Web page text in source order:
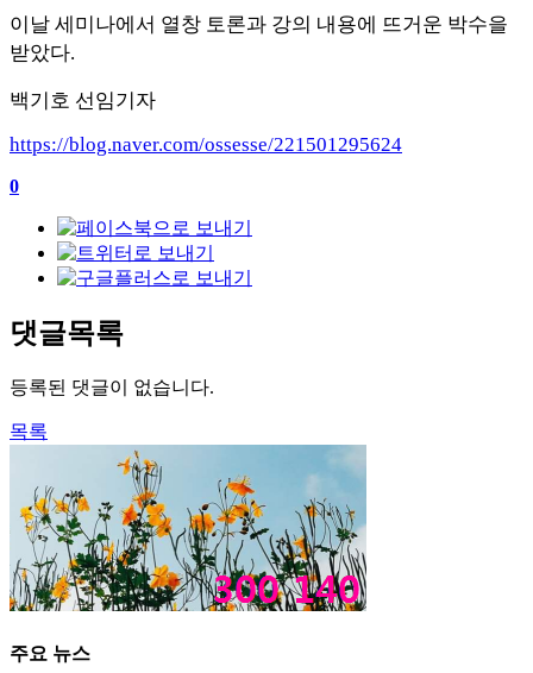
이날 세미나에서 열창 토론과 강의 내용에 뜨거운 박수을
받았다.
백기호 선임기자
https://blog.naver.com/ossesse/221501295624
0
댓글목록
등록된 댓글이 없습니다.
목록
주요 뉴스